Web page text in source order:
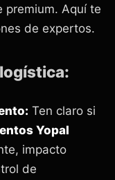
premium. Aquí te
de expertos.
Ten claro si
Yopal
impacto
de